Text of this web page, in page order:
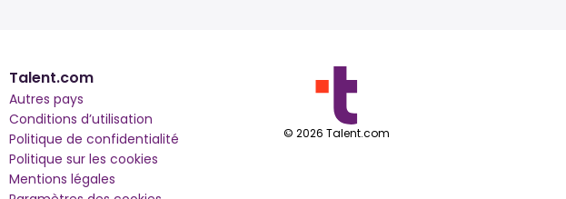
Talent.com
Autres pays
Conditions d’utilisation
Politique de confidentialité
Politique sur les cookies
Mentions légales
© 2026 Talent.com